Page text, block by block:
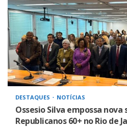
DESTAQUES NOTÍCIAS
Ossesio Silva empossa
Republicanos 60+ no Rio de